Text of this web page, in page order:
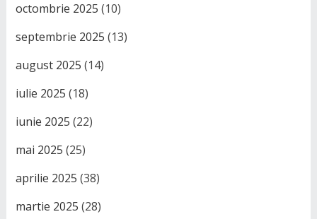
octombrie 2025 (10)
septembrie 2025 (13)
august 2025 (14)
iulie 2025 (18)
iunie 2025 (22)
mai 2025 (25)
aprilie 2025 (38)
martie 2025 (28)